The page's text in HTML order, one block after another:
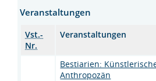
Veranstaltungen
Vst.-
Nr.
Veranstaltungen
Bestiarien:
Anthropozän